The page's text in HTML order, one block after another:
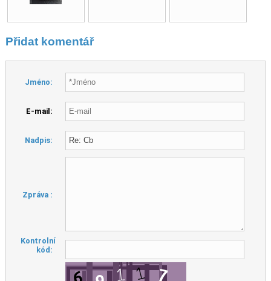
Přidat komentář
Jméno:
E-mail:
Nadpis:
Zpráva :
Kontrolní
kód: